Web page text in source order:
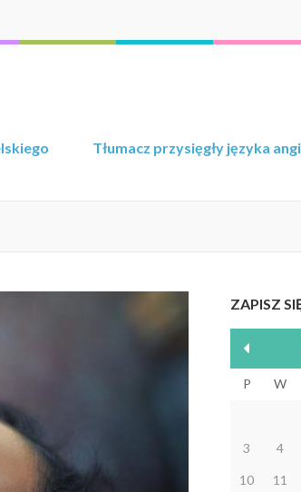
Tłumacz przysięgły języka
ZAPISZ
P W
3 4
10 11